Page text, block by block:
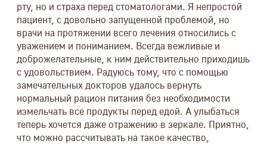
рту, но и страха перед стоматологами. Я непростой
пациент, с довольно запущенной проблемой, но
врачи на протяжении всего лечения относились с
уважением и пониманием. Всегда вежливые и
доброжелательные, к ним действительно приходишь
с удовольствием. Радуюсь тому, что с помощью
замечательных докторов удалось вернуть
нормальный рацион питания без необходимости
измельчать все продукты перед едой. А улыбаться
теперь хочется даже отражению в зеркале. Приятно,
что можно рассчитывать на такое качество,